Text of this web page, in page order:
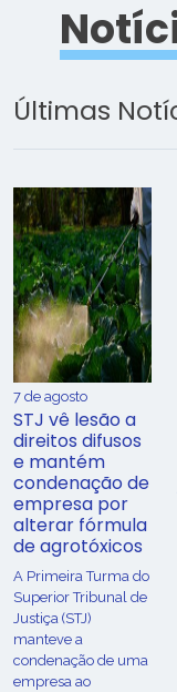
Últimas
7 de agosto
STJ vê lesão a
direitos difusos
e mantém
condenação de
empresa por
alterar fórmula
de agrotóxicos
​A Primeira Turma do
Superior Tribunal de
Justiça (STJ)
manteve a
condenação de uma
empresa ao